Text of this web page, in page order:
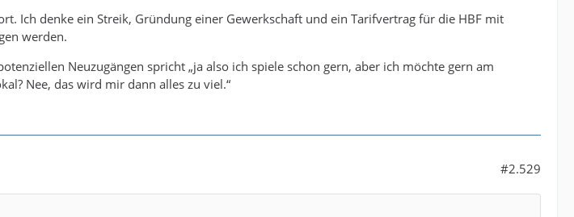
Ich denke ein Streik, Gründung einer Gewerkschaft und ein Tarifvertrag für die HBF mit
werden.
Neuzugängen spricht „ja also ich spiele schon gern, aber ich möchte gern am
Nee, das wird mir dann alles zu viel.“
#2.529